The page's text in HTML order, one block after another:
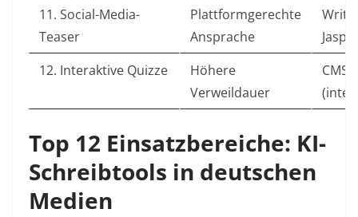
11. Social-Media-
Teaser
Plattformgerechte
Ansprache
12. Interaktive Quizze
Höhere
Verweildauer
Top 12 Einsatzbereiche: KI-
Schreibtools in deutschen
Medien